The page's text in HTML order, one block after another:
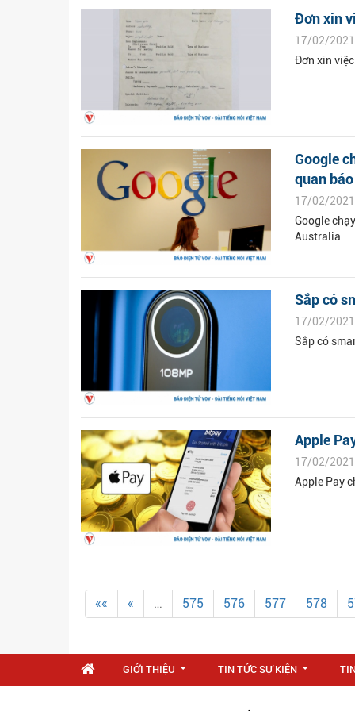
Đơn xin
17/02/2021
Đơn xin
Google
quan
17/02/2021
Google
Australia
Sắp có
17/02/2021
Sắp có
Apple
17/02/2021
Apple Pay
«« « … 575 576 577 578
GIỚI THIỆU TIN TỨC SỰ KIỆN